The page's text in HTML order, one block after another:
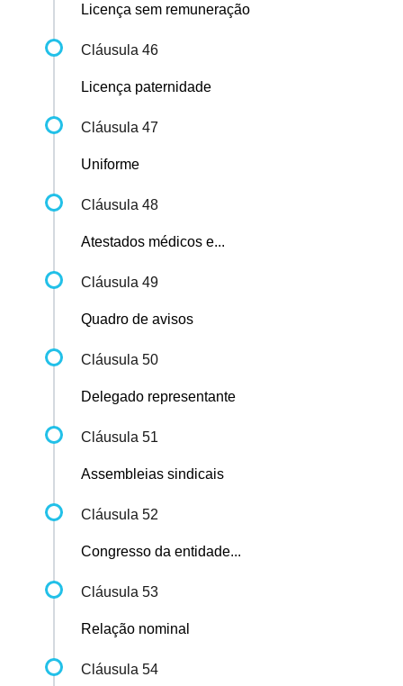
Licença sem remuneração
Cláusula 46
Licença paternidade
Cláusula 47
Uniforme
Cláusula 48
Atestados médicos e...
Cláusula 49
Quadro de avisos
Cláusula 50
Delegado representante
Cláusula 51
Assembleias sindicais
Cláusula 52
Congresso da entidade...
Cláusula 53
Relação nominal
Cláusula 54